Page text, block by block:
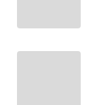
NTB